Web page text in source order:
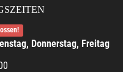
Donnerstag, Freitag